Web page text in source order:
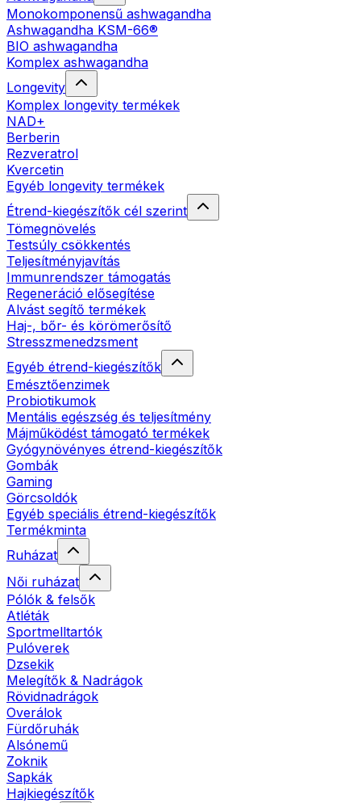
Monokomponensű ashwagandha
Ashwagandha KSM-66®
BIO ashwagandha
Komplex ashwagandha
Longevity
Komplex longevity termékek
NAD+
Berberin
Rezveratrol
Kvercetin
Egyéb longevity termékek
Étrend-kiegészítők cél szerint
Tömegnövelés
Testsúly csökkentés
Teljesítményjavítás
Immunrendszer támogatás
Regeneráció elősegítése
Alvást segítő termékek
Haj-, bőr- és körömerősítő
Stresszmenedzsment
Egyéb étrend-kiegészítők
Emésztőenzimek
Probiotikumok
Mentális egészség és teljesítmény
Májműködést támogató termékek
Gyógynövényes étrend-kiegészítők
Gombák
Gaming
Görcsoldók
Egyéb speciális étrend-kiegészítők
Termékminta
Ruházat
Női ruházat
Pólók & felsők
Atléták
Sportmelltartók
Pulóverek
Dzsekik
Melegítők & Nadrágok
Rövidnadrágok
Overálok
Fürdőruhák
Alsónemű
Zoknik
Sapkák
Hajkiegészítők